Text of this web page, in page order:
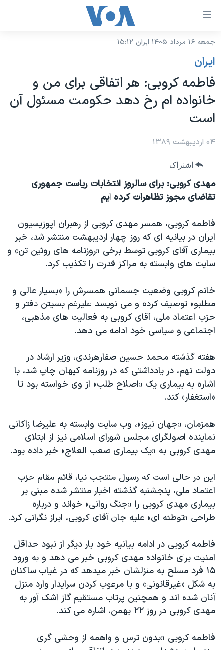
لینکهای
دسترسی
جهش
محتوای
اصلی
جهش
به
صفحه
جهش
به
جستجو
نسخه سبک وب‌سایت
موضوع ها
ایران
آمریکا
جهان
ورزشی
ویژه برنامه‌ها
فرهنگ و زندگی
حقوق شهروندی
اقتصادی
اسرائیل در جنگ
گالری عکس
آرشیو پخش زنده
برنامه های تلویزیونی
جدول برنامه ها
صفحه‌های ویژه
جام جهانی ۲۰۲۶
۲۵۰سالگی آمریکا
مستندها
انتخابات ریاست جمهوری آمریکا ۲۰۲۴
حمله جمهوری اسلامی به اسرائیل
ورزش زنان در ایران
اعتراضات زن، زندگی، آزادی
مجموعه مستندهای دادخواهی
تریبونال مردمی آبان ۹۸
دادگاه حمید نوری
چهل سال گروگان‌گیری
اعتراضات مردمی آبان ۹۸
اسرائیل در جنگ
همایش محافظه‌کاران آمریکا «سی‌پک»
صفحه‌های ویژه
سفر پرزیدنت ترامپ به چین
فرکانس‌های صدای آمریکا
پخش رادیویی
یادگیری زبان انگلیسی
دنبال کنید
زبانهای مختلف
جمعه ۱۶ مرداد ۱۴۰۵ ایران ۱۵:۱۲
ايران
فاطمه کروبی: هر اتفاقی برای من و
خانواده ام رخ دهد حکومت مسئول آن
است
۰۴ اردیبهشت ۱۳۸۹
اشتراک
مهدی کروبی: برای سالروز انتخابات ریاست جمهوری
تقاضای مجوز تظاهرات کرده ایم
فاطمه کروبی، همسر مهدی کروبی از رهبران اپوزیسیون
ایران در بیانیه ای که روز چهار اردیبهشت منتشر شد، خبر
بیماری آقای کروبی توسط برخی «روزنامه های روئین تن» و
سایت های وابسته به مراکز قدرت را تکذیب کرد.
خانم کروبی وضعیت جسمانی همسرش را «بسیار عالی و
مطلبو» توصیف کرده و می نویسد علیرغم بسیتن دفتر و
حزب اعتماد ملی، آقای کروبی به فعالیت های مذهبی،
اجتماعی و سیاسی خود ادامه می دهد.
هفته گذشته محمد حسين صفارهرندی، وزير ارشاد در
دولت نهم، در يادداشتی که در روزنامه کيهان چاپ شد، با
اشاره به بيماری يک «اصلاح طلب» از وی خواسته بود تا
«استغفار» کند.
همزمان، «جهان نيوز»، وب سايت وابسته به عليرضا زاکانی
نماينده اصولگرای مجلس شورای اسلامی نیز از ابتلای
مهدی کروبی به «يک بيماری صعب‌ العلاج» خبر داده بود.
این در حالی است که رسول منتجب نيا، قائم مقام حزب
اعتماد ملی، پنجشنبه گذشته اخبار منتشر شده مبنی بر
بيماری مهدی کروبی را «جنگ روانی» خواند و درباره
طراحی «توطئه ای» عليه جان آقای کروبی، ابراز نگرانی کرد.
فاطمه کروبی در ادامه بیانیه خود بار دیگر از نبود حداقل
امنیت برای خانواده مهدی کروبی خبر می دهد و به ورود
۱۵ فرد مسلح به منزلشان خبر میدهد که در غیاب ساکنان
به شکل «غیرقانونی» و با مرعوب کردن سرایدار وارد منزل
آنان شده اند و همچنین پرتاب مستقیم گاز اشک آور به
مهدی کروبی در روز ۲۲ بهمن، اشاره می کند.
فاطمه کروبی «بدون ترس و واهمه از وحشی گری